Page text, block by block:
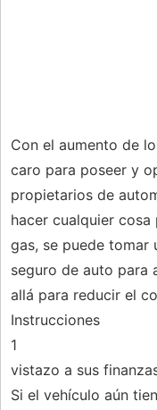
Con el aumento de
caro para poseer y
propietarios de
hacer cualquier
gas, se puede tomar
seguro de auto para
allá para reducir el
Instrucciones
1
vistazo a sus
Si el vehículo aún